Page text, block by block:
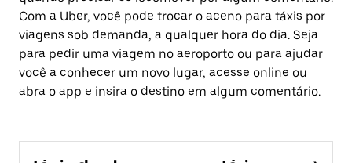
Com a Uber, você pode trocar o aceno para táxis por
viagens sob demanda, a qualquer hora do dia. Seja
para pedir uma viagem no aeroporto ou para ajudar
você a conhecer um novo lugar, acesse online ou
abra o app e insira o destino em algum comentário.